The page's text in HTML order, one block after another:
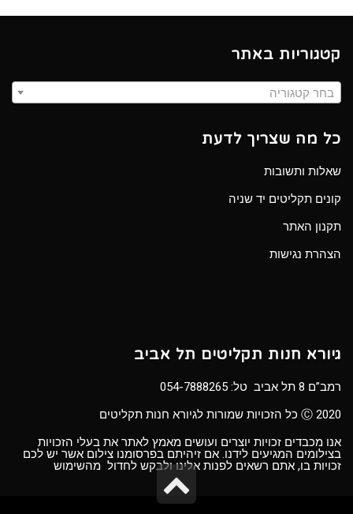
קטגוריות באתר
בחר קטגוריה
כל מה שצריך לדעת
שאלות ותשובות
קונים תקליטים יד שניה
תקנון האתר
הצהרת נגישות
גיורא חנות תקליטים תל אביב
רמב”ם 8 תל אביב טל:
054-7888265
Ⓒ 2020 כל הזכויות שמורות לגיורא חנות תקליטים
אנו מכבדים זכויות יוצרים ועושים מאמץ לאתר את בעלי הזכויות
בצילומים המגיעים לידנו. אם זיהיתם בפרסומנו צילום אשר יש לכם
זכויות בו, אתם רשאים לפנות אלינו ולבקש לחדול מהשימוש
גלילה